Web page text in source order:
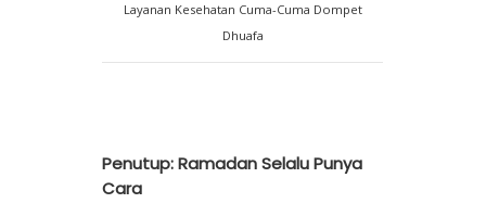
Layanan Kesehatan Cuma-Cuma Dompet
Dhuafa
Penutup: Ramadan Selalu Punya
Cara